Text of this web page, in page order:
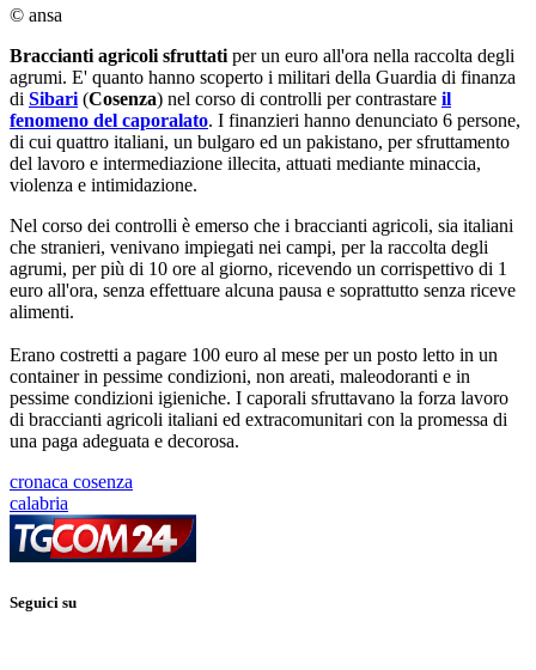
© ansa
Braccianti agricoli sfruttati per un euro all'ora nella raccolta degli
agrumi. E' quanto hanno scoperto i militari della Guardia di finanza
di Sibari (Cosenza) nel corso di controlli per contrastare il
fenomeno del caporalato. I finanzieri hanno denunciato 6 persone,
di cui quattro italiani, un bulgaro ed un pakistano, per sfruttamento
del lavoro e intermediazione illecita, attuati mediante minaccia,
violenza e intimidazione.
Nel corso dei controlli è emerso che i braccianti agricoli, sia italiani
che stranieri, venivano impiegati nei campi, per la raccolta degli
agrumi, per più di 10 ore al giorno, ricevendo un corrispettivo di 1
euro all'ora, senza effettuare alcuna pausa e soprattutto senza riceve
alimenti.
Erano costretti a pagare 100 euro al mese per un posto letto in un
container in pessime condizioni, non areati, maleodoranti e in
pessime condizioni igieniche. I caporali sfruttavano la forza lavoro
di braccianti agricoli italiani ed extracomunitari con la promessa di
una paga adeguata e decorosa.
cronaca cosenza
calabria
Seguici su